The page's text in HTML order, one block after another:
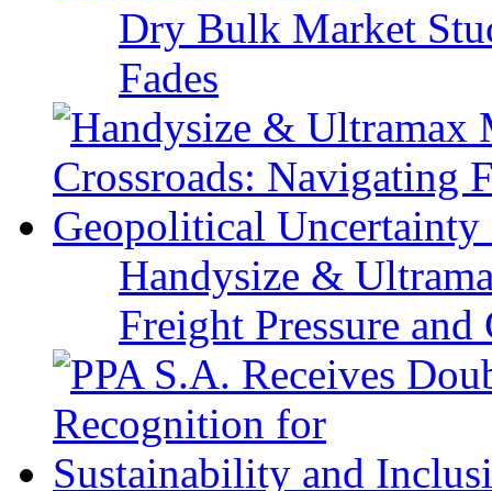
Dry Bulk Market
Fades
Handysize &
Freight Pressure